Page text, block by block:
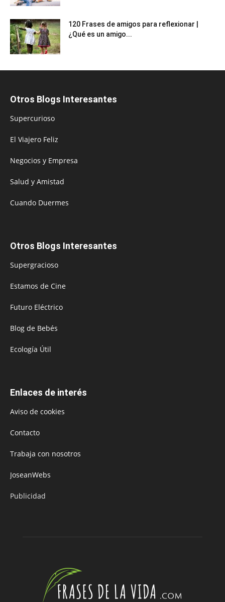
120 Frases de amigos para reflexionar |
¿Qué es un amigo...
Otros Blogs Interesantes
Supercurioso
El Viajero Feliz
Negocios y Empresa
Salud y Amistad
Cuando Duermes
Otros Blogs Interesantes
Supergracioso
Estamos de Cine
Futuro Eléctrico
Blog de Bebés
Ecología Útil
Enlaces de interés
Aviso de cookies
Contacto
Trabaja con nosotros
JoseanWebs
Publicidad